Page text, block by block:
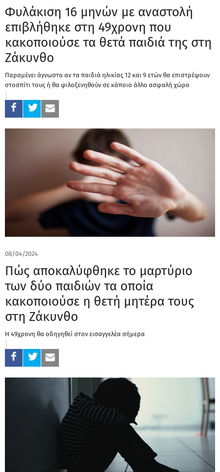
Φυλάκιση 16 μηνών με αναστολή
επιβλήθηκε στη 49χρονη που
κακοποιούσε τα θετά παιδιά της στη
Ζάκυνθο
Παραμένει άγνωστο αν τα παιδιά ηλικίας 12 και 9 ετών θα επιστρέψουν
στοσπίτι τους ή θα φιλοξενηθούν σε κάποιο άλλο ασφαλή χώρο
08/04/2024
Πώς αποκαλύφθηκε το μαρτύριο
των δύο παιδιών τα οποία
κακοποιούσε η θετή μητέρα τους
στη Ζάκυνθο
Η 49χρονη θα οδηγηθεί στον εισαγγελέα σήμερα